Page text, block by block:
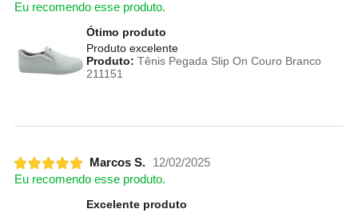
Eu recomendo esse produto.
Ótimo produto
Produto excelente
Produto: Tênis Pegada Slip On Couro Branco
211151
Marcos S.
12/02/2025
Eu recomendo esse produto.
Excelente produto